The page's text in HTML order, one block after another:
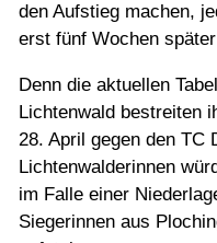
Gaststätte
den Aufstieg machen,
erst fünf Wochen
Denn die aktuellen
Lichtenwald bestreiten
28. April gegen den TC
Lichtenwalderinnen
im Falle einer
Siegerinnen aus